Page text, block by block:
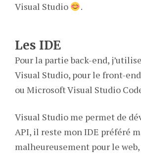
Visual Studio
.
Les IDE
Pour la partie back-end,
Visual Studio, pour le front-
ou Microsoft Visual Studio
Visual Studio me permet de
API, il reste mon IDE préféré
malheureusement pour le web,